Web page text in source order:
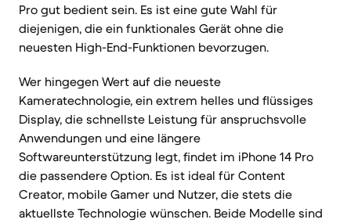
Pro gut bedient sein. Es ist eine gute Wahl für
diejenigen, die ein funktionales Gerät ohne die
neuesten High-End-Funktionen bevorzugen.
Wer hingegen Wert auf die neueste
Kameratechnologie, ein extrem helles und flüssiges
Display, die schnellste Leistung für anspruchsvolle
Anwendungen und eine längere
Softwareunterstützung legt, findet im iPhone 14 Pro
die passendere Option. Es ist ideal für Content
Creator, mobile Gamer und Nutzer, die stets die
aktuellste Technologie wünschen. Beide Modelle sind